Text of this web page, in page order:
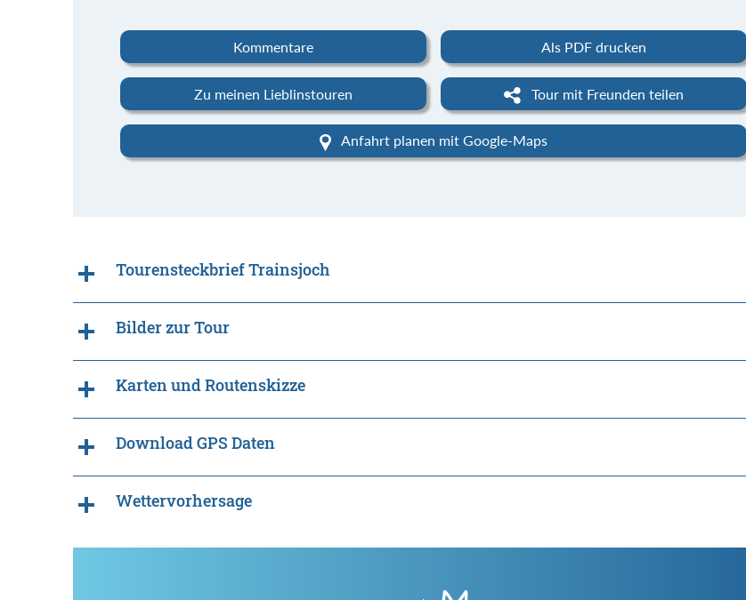
Kommentare Als PDF drucken
Zu meinen Lieblinstouren Tour mit Freunden teilen
Anfahrt planen mit Google-Maps
Tourensteckbrief Trainsjoch
Bilder zur Tour
Karten und Routenskizze
Download GPS Daten
Wettervorhersage